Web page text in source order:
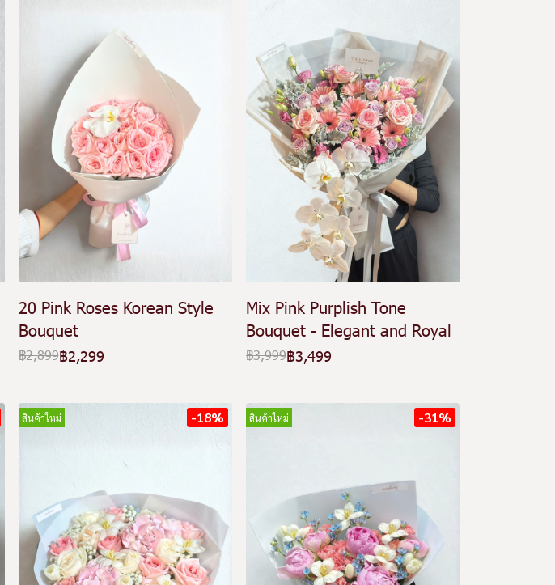
20 Pink Roses Korean Style
Bouquet
฿2,899฿2,299
Mix Pink Purplish Tone
Bouquet - Elegant and Royal
฿3,999฿3,499
สินค้าใหม่ -18% สินค้าใหม่ -31%